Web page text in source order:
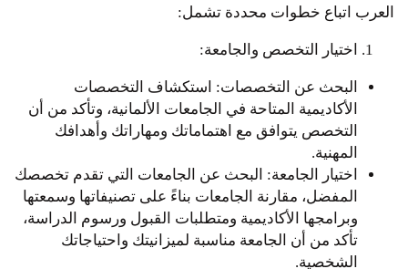
العرب اتباع خطوات محددة تشمل:
اختيار التخصص والجامعة:
البحث عن التخصصات: استكشاف التخصصات
الأكاديمية المتاحة في الجامعات الألمانية، وتأكد من أن
التخصص يتوافق مع اهتماماتك ومهاراتك وأهدافك
المهنية.
اختيار الجامعة: البحث عن الجامعات التي تقدم تخصصك
المفضل، مقارنة الجامعات بناءً على تصنيفاتها وسمعتها
وبرامجها الأكاديمية ومتطلبات القبول ورسوم الدراسة،
تأكد من أن الجامعة مناسبة لميزانيتك واحتياجاتك
الشخصية.